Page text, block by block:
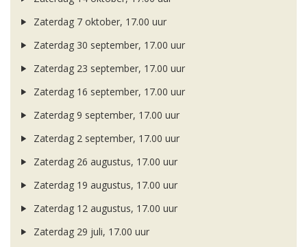
Zaterdag 7 oktober, 17.00 uur
Zaterdag 30 september, 17.00 uur
Zaterdag 23 september, 17.00 uur
Zaterdag 16 september, 17.00 uur
Zaterdag 9 september, 17.00 uur
Zaterdag 2 september, 17.00 uur
Zaterdag 26 augustus, 17.00 uur
Zaterdag 19 augustus, 17.00 uur
Zaterdag 12 augustus, 17.00 uur
Zaterdag 29 juli, 17.00 uur